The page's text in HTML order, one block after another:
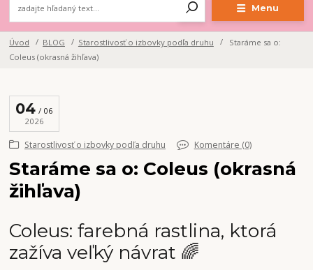
Menu
Úvod BLOG Starostlivosť o izbovky podľa druhu
Staráme sa o:
Coleus (okrasná žihľava)
04
06
2026
Starostlivosť o izbovky podľa druhu Komentáre (0)
Staráme sa o: Coleus (okrasná
žihľava)
Coleus: farebná rastlina, ktorá
zažíva veľký návrat 🌈